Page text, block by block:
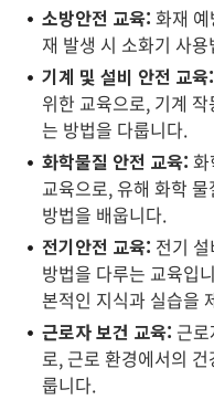
소방안전 교육: 화재
재 발생 시 소화기 사
기계 및 설비 안전 교육:
위한 교육으로, 기계
는 방법을 다룹니다.
화학물질 안전 교육:
교육으로, 유해 화학
방법을 배웁니다.
전기안전 교육: 전기
방법을 다루는 교육입
본적인 지식과 실습을
근로자 보건 교육: 근
로, 근로 환경에서의
룹니다.